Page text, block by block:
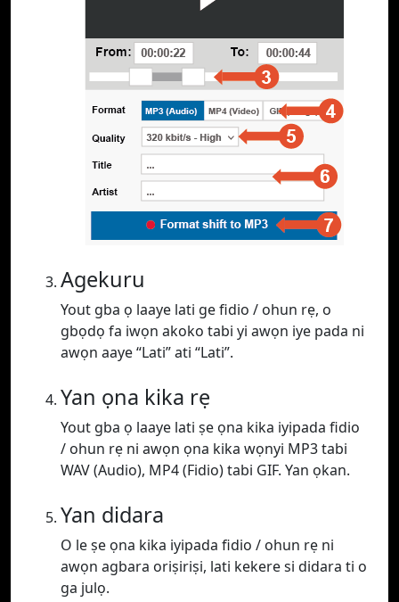
Agekuru
Yout gba ọ laaye lati ge fidio / ohun rẹ, o
gbọdọ fa iwọn akoko tabi yi awọn iye pada ni
awọn aaye “Lati” ati “Lati”.
Yan ọna kika rẹ
Yout gba ọ laaye lati ṣe ọna kika iyipada fidio
/ ohun rẹ ni awọn ọna kika wọnyi MP3 tabi
WAV (Audio), MP4 (Fidio) tabi GIF. Yan ọkan.
Yan didara
O le ṣe ọna kika iyipada fidio / ohun rẹ ni
awọn agbara oriṣiriṣi, lati kekere si didara ti o
ga julọ.